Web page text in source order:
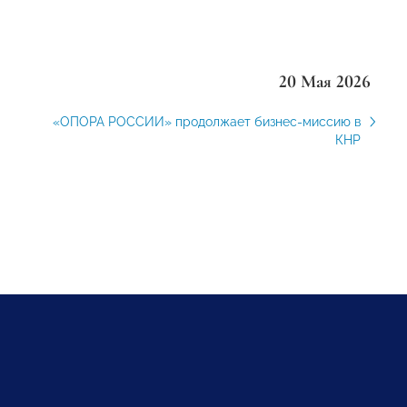
20 Мая 2026
«ОПОРА РОССИИ» продолжает бизнес-миссию в
КНР